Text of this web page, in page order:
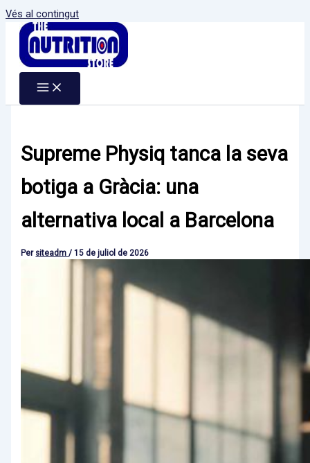
Vés al contingut
Supreme Physiq tanca la seva
botiga a Gràcia: una
alternativa local a Barcelona
Per siteadm/15 de juliol de 2026